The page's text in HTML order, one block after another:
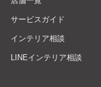
サービスガイド
インテリア相談
LINEインテリア相談